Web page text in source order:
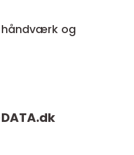
håndværk og
dk